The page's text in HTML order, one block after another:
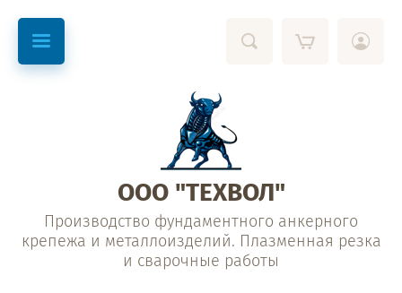
ООО "ТЕХВОЛ"
Производство фундаментного анкерного
крепежа и металлоизделий. Плазменная резка
и сварочные работы